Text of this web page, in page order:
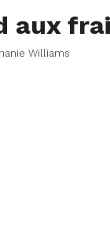
aux
Williams